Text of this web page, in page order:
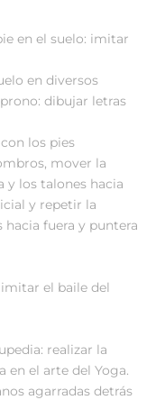
en el suelo: imitar
en diversos
dibujar letras
los pies
mover la
y los talones hacia
y repetir la
hacia fuera y puntera
el baile del
realizar la
en el arte del Yoga.
agarradas detrás